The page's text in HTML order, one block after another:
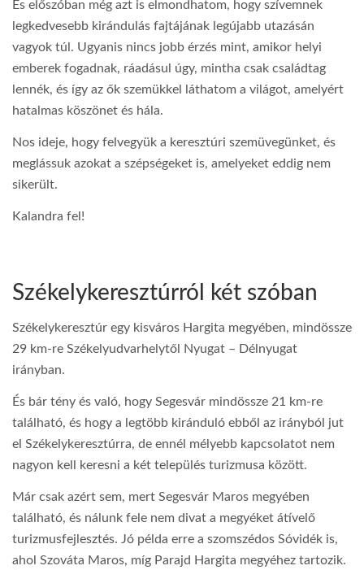
És előszóban még azt is elmondhatom, hogy szívemnek
legkedvesebb kirándulás fajtájának legújabb utazásán
vagyok túl. Ugyanis nincs jobb érzés mint, amikor helyi
emberek fogadnak, ráadásul úgy, mintha csak családtag
lennék, és így az ők szemükkel láthatom a világot, amelyért
hatalmas köszönet és hála.
Nos ideje, hogy felvegyük a keresztúri szemüvegünket, és
meglássuk azokat a szépségeket is, amelyeket eddig nem
sikerült.
Kalandra fel!
Székelykeresztúrról két szóban
Székelykeresztúr egy kisváros Hargita megyében, mindössze
29 km-re Székelyudvarhelytől Nyugat – Délnyugat
irányban.
És bár tény és való, hogy Segesvár mindössze 21 km-re
található, és hogy a legtöbb kiránduló ebből az irányból jut
el Székelykeresztúrra, de ennél mélyebb kapcsolatot nem
nagyon kell keresni a két település turizmusa között.
Már csak azért sem, mert Segesvár Maros megyében
található, és nálunk fele nem divat a megyéket átívelő
turizmusfejlesztés. Jó példa erre a szomszédos Sóvidék is,
ahol Szováta Maros, míg Parajd Hargita megyéhez tartozik.